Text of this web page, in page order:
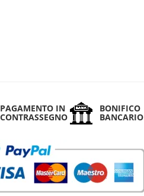
PAGAMENTO IN
CONTRASSEGNO
BONIFICO
BANCARIO